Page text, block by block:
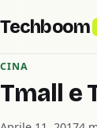
Techboom
CINA
Tmall e